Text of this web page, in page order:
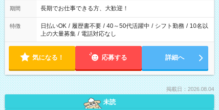
期間 長期でお仕事できる方、大歓迎！
特徴 日払いOK / 履歴書不要 / 40～50代活躍中 / シフト勤務 / 10名以
上の大量募集 / 電話対応なし
気になる！ 応募する 詳細へ
掲載日：2026.08.04
未読